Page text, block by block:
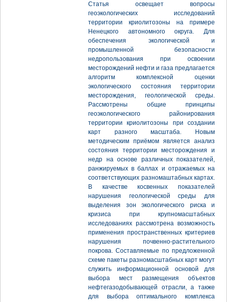
Статья освещает вопросы
геоэкологических исследований
территории криолитозоны на примере
Ненецкого автономного округа. Для
обеспечения экологической и
промышленной безопасности
недропользования при освоении
месторождений нефти и газа предлагается
алгоритм комплексной оценки
экологического состояния территории
месторождения, геологической среды.
Рассмотрены общие принципы
геоэкологического районирования
территории криолитозоны при создании
карт разного масштаба. Новым
методическим приёмом является анализ
состояния территории месторождения и
недр на основе различных показателей,
ранжируемых в баллах и отражаемых на
соответствующих разномаштабных картах.
В качестве косвенных показателей
нарушения геологической среды для
выделения зон экологического риска и
кризиса при крупномасштабных
исследованиях рассмотрена возможность
применения пространственных критериев
нарушения почвенно-растительного
покрова. Составляемые по предложенной
схеме пакеты разномасштабных карт могут
служить информационной основой для
выбора мест размещения объектов
нефтегазодобывающей отрасли, а также
для выбора оптимального комплекса